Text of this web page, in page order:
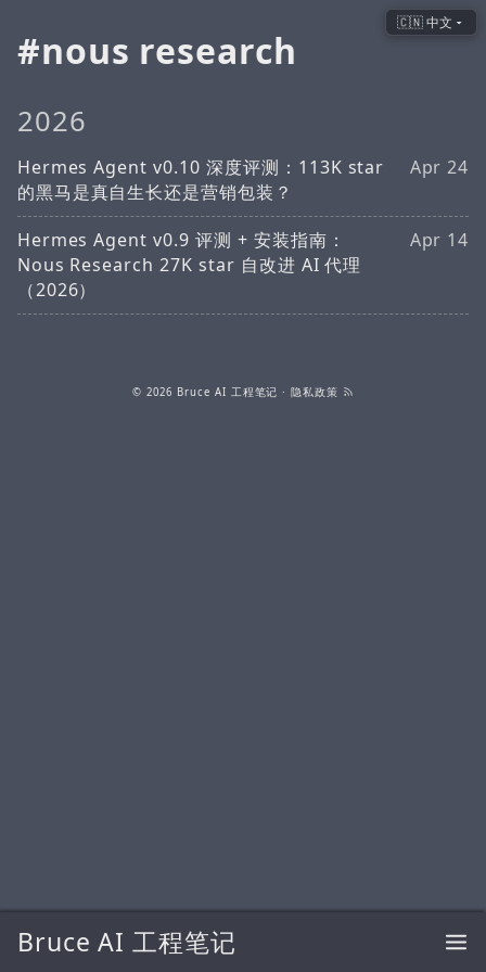
Bruce AI 工程笔记
🇨🇳 中文
nous research
2026
Hermes Agent v0.10 深度评测：113K star
的黑马是真自生长还是营销包装？
Apr 24
Hermes Agent v0.9 评测 + 安装指南：
Nous Research 27K star 自改进 AI 代理
（2026）
Apr 14
© 2026 Bruce AI 工程笔记 ·隐私政策